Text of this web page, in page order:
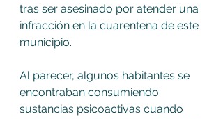
tras ser asesinado por atender una
infracción en la cuarentena de este
municipio.
Al parecer, algunos habitantes se
encontraban consumiendo
sustancias psicoactivas cuando